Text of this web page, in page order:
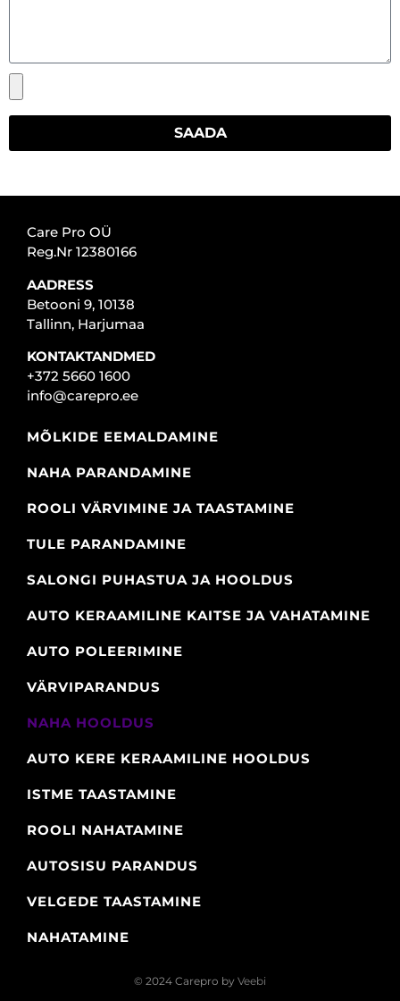
SAADA
Care Pro OÜ
Reg.Nr 12380166
AADRESS
Betooni 9, 10138
Tallinn, Harjumaa
KONTAKTANDMED
+372 5660 1600
info@carepro.ee
MÕLKIDE EEMALDAMINE
NAHA PARANDAMINE
ROOLI VÄRVIMINE JA TAASTAMINE
TULE PARANDAMINE
SALONGI PUHASTUA JA HOOLDUS
AUTO KERAAMILINE KAITSE JA VAHATAMINE
AUTO POLEERIMINE
VÄRVIPARANDUS
NAHA HOOLDUS
AUTO KERE KERAAMILINE HOOLDUS
ISTME TAASTAMINE
ROOLI NAHATAMINE
AUTOSISU PARANDUS
VELGEDE TAASTAMINE
NAHATAMINE
© 2024 Carepro by Veebi